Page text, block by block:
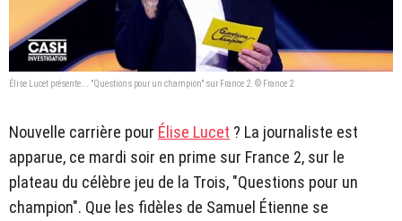
Élise Lucet présente... "Questions pour un champion" sur France 2. © France 2
Nouvelle carrière pour Élise Lucet ? La journaliste est
apparue, ce mardi soir en prime sur France 2, sur le
plateau du célèbre jeu de la Trois, "Questions pour un
champion". Que les fidèles de Samuel Étienne se